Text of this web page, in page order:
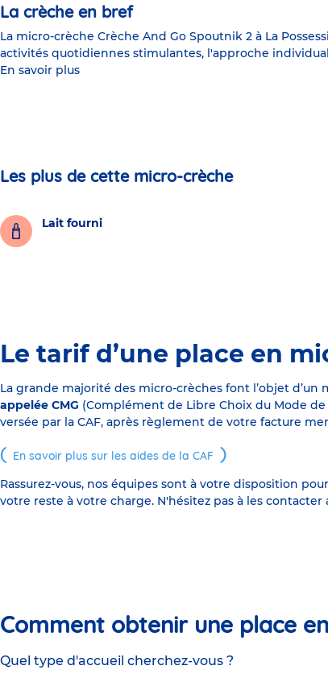
La crèche en bref
La micro-crèche Crèche And Go Spoutnik 2 à La
activités quotidiennes stimulantes, l'approche
En savoir plus
Les plus de cette micro-crèche
Lait fourni
Le tarif d’une place en
La grande majorité des micro-crèches font l’objet d’un
appelée CMG (Complément de Libre Choix du Mode
versée par la CAF, après règlement de votre facture
En savoir plus sur les aides de la CAF
Rassurez-vous, nos équipes sont à votre disposition
votre reste à votre charge. N'hésitez pas à les contacter
Comment obtenir une place
Quel type d'accueil cherchez-vous ?